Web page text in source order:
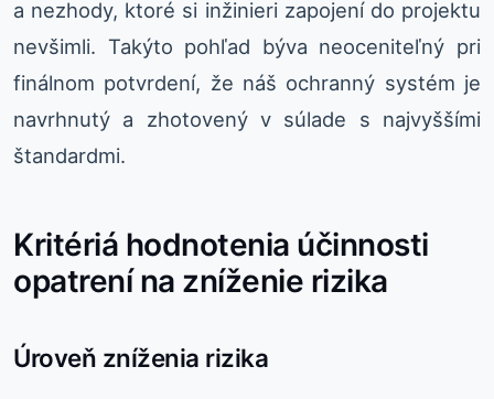
a nezhody, ktoré si inžinieri zapojení do projektu
nevšimli. Takýto pohľad býva neoceniteľný pri
finálnom potvrdení, že náš ochranný systém je
navrhnutý a zhotovený v súlade s najvyššími
štandardmi.
Kritériá hodnotenia účinnosti
opatrení na zníženie rizika
Úroveň zníženia rizika